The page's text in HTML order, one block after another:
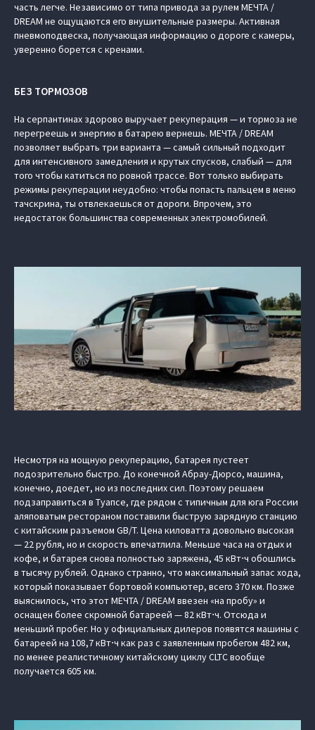
часть легче. Независимо от типа привода за рулем МЕЧТА /
DREAM не ощущаются его внушительные размеры. Активная
пневмоподвеска, получающая информацию о дороге с камеры,
уверенно борется с кренами.
БЕЗ ТОРМОЗОВ
На серпантинах здорово выручает рекуперация — и тормоза не
перегреешь и энергию в батарею вернешь. МЕЧТА / DREAM
позволяет выбрать три варианта — самый сильный подходит
для интенсивного замедления и крутых спусков, слабый — для
того чтобы катиться по ровной трассе. Вот только выбирать
режимы рекуперации неудобно: чтобы попасть пальцем в меню
тачскрина, ты отвлекаешься от дороги. Впрочем, это
недостаток большинства современных электромобилей.
Несмотря на мощную рекуперацию, батарея пустеет
подозрительно быстро. До конечной Абрау-Дюрсо, машина,
конечно, доедет, но из последних сил. Поэтому решаем
подзаправиться в Туапсе, где рядом с типичным для юга России
аляповатым рестораном поставили быструю зарядную станцию
с китайским разъемом GB/T. Цена киловатта довольно высокая
— 22 рубля, но и скорость впечатлила. Меньше часа на отдых и
кофе, и батарея снова полностью заряжена, 45 кВт⋅ч обошлись
в тысячу рублей. Однако странно, что максимальный запас хода,
который показывает бортовой компьютер, всего 370 км. Позже
выяснилось, что этот МЕЧТА / DREAM ввезен «на пробу» и
оснащен более скромной батареей — 82 кВт⋅ч. Отсюда и
меньший пробег. Но у официальных дилеров появятся машины с
батареей на 108,7 кВт⋅ч как раз с заявленным пробегом 482 км,
по менее реалистичному китайскому циклу CLTC вообще
получается 605 км.